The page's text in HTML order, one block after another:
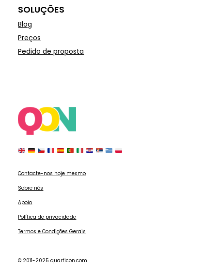
SOLUÇÕES
Blog
Preços
Pedido de proposta
Contacte-nos hoje mesmo
Sobre nós
Apoio
Política de privacidade
Termos e Condições Gerais
© 2011-2025 quarticon.com